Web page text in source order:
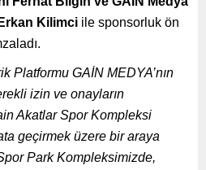
Kilimci ile sponsorluk ön
Platformu GAİN MEDYA’nın
izin ve onayların
Akatlar Spor Kompleksi
geçirmek üzere bir araya
Park Kompleksimizde,